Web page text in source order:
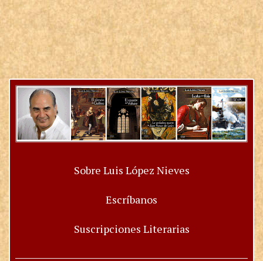
Sobre Luis López Nieves
Escríbanos
Suscripciones Literarias